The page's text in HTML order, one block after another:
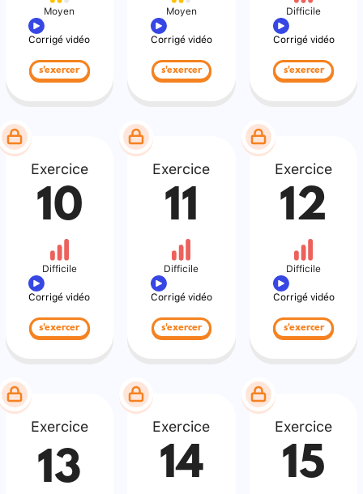
Moyen
Corrigé vidéo
s'exercer
Moyen
Corrigé vidéo
s'exercer
Difficile
Corrigé vidéo
s'exercer
Exercice
10
Difficile
Corrigé vidéo
s'exercer
Exercice
11
Difficile
Corrigé vidéo
s'exercer
Exercice
12
Difficile
Corrigé vidéo
s'exercer
Exercice
13
Exercice
14
Exercice
15